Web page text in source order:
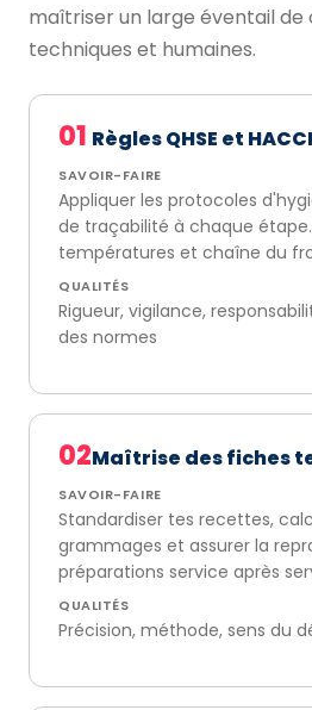
maîtriser un large éventail
techniques et humaines.
01 Règles QHSE et
SAVOIR-FAIRE
Appliquer les protocoles
de traçabilité à chaque
températures et chaîne du
QUALITÉS
Rigueur, vigilance,
des normes
02Maîtrise des fiches
SAVOIR-FAIRE
Standardiser tes recettes,
grammages et assurer la
préparations service après
QUALITÉS
Précision, méthode, sens du